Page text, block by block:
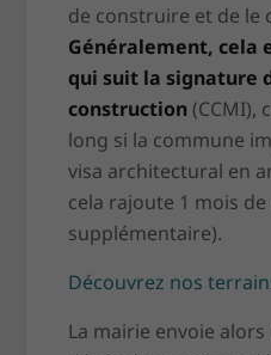
de construire et de le
Généralement, cela
qui suit la signature
construction (CCMI),
long si la commune
visa architectural en
cela rajoute 1 mois
supplémentaire).
Découvrez nos
La mairie envoie